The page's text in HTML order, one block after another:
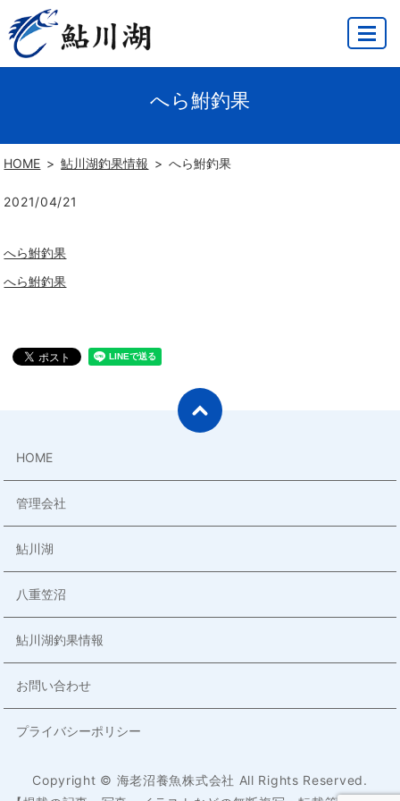
MENU
へら鮒釣果
HOME 鮎川湖釣果情報 へら鮒釣果
2021/04/21
へら鮒釣果
へら鮒釣果
HOME
管理会社
鮎川湖
八重笠沼
鮎川湖釣果情報
お問い合わせ
プライバシーポリシー
Copyright © 海老沼養魚株式会社 All Rights Reserved.